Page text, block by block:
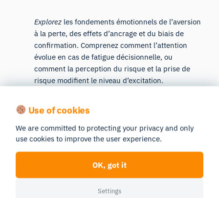
Explorez les fondements émotionnels de l’aversion
à la perte, des effets d’ancrage et du biais de
confirmation. Comprenez comment l’attention
évolue en cas de fatigue décisionnelle, ou
comment la perception du risque et la prise de
risque modifient le niveau d’excitation.
Neurofinance et
neuroprévision
Prise de décision financière
la manière dont différents groupes
Use of cookies
We are committed to protecting your privacy and only
use cookies to improve the user experience.
OK, got it
Settings